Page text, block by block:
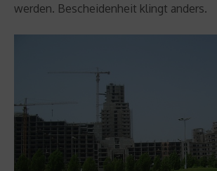
werden. Bescheidenheit klingt anders.